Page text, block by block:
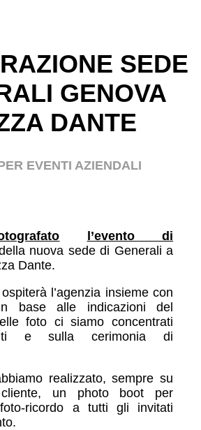
SEDE
GENOVA
DANTE
EVENTI AZIENDALI
l’evento di
nuova sede di Generali a
Dante.
l’agenzia insieme con
base alle indicazioni del
foto ci siamo concentrati
e sulla cerimonia di
realizzato, sempre su
un photo boot per
ricordo a tutti gli invitati